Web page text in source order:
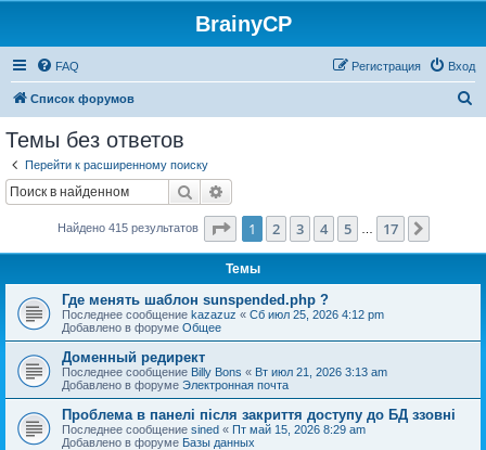
BrainyCP
FAQ Вход
Регистрация
Список форумов
Темы без ответов
Перейти к расширенному поиску
Поиск
Найдено 415 результатов Страница из 17
1 2 3 4 5 17
Темы
Где менять шаблон sunspended.php ?
Последнее сообщение kazazuz « Сб июл 25, 2026 4:12 pm
Добавлено в форуме Общее
Доменный редирект
Последнее сообщение Billy Bons « Вт июл 21, 2026 3:13 am
Добавлено в форуме Электронная почта
Проблема в панелі після закриття доступу до БД ззовні
Последнее сообщение sined « Пт май 15, 2026 8:29 am
Добавлено в форуме Базы данных